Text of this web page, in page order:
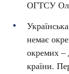
ОГТСУ
немає
окремих –
країни.